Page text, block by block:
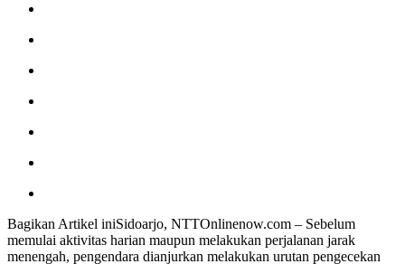
Bagikan Artikel iniSidoarjo, NTTOnlinenow.com – Sebelum
memulai aktivitas harian maupun melakukan perjalanan jarak
menengah, pengendara dianjurkan melakukan urutan pengecekan